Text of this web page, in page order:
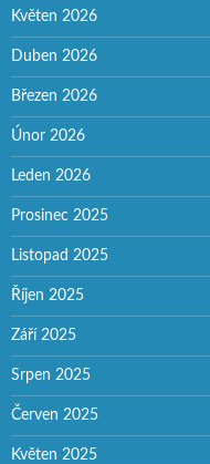
Květen 2026
Duben 2026
Březen 2026
Únor 2026
Leden 2026
Prosinec 2025
Listopad 2025
Říjen 2025
Září 2025
Srpen 2025
Červen 2025
Květen 2025